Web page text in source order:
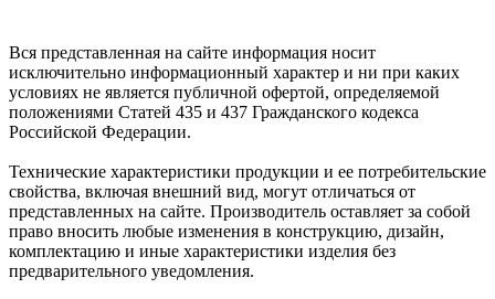
Вся представленная на сайте информация носит
исключительно информационный характер и ни при каких
условиях не является публичной офертой, определяемой
положениями Статей 435 и 437 Гражданского кодекса
Российской Федерации.
Технические характеристики продукции и ее потребительские
свойства, включая внешний вид, могут отличаться от
представленных на сайте. Производитель оставляет за собой
право вносить любые изменения в конструкцию, дизайн,
комплектацию и иные характеристики изделия без
предварительного уведомления.